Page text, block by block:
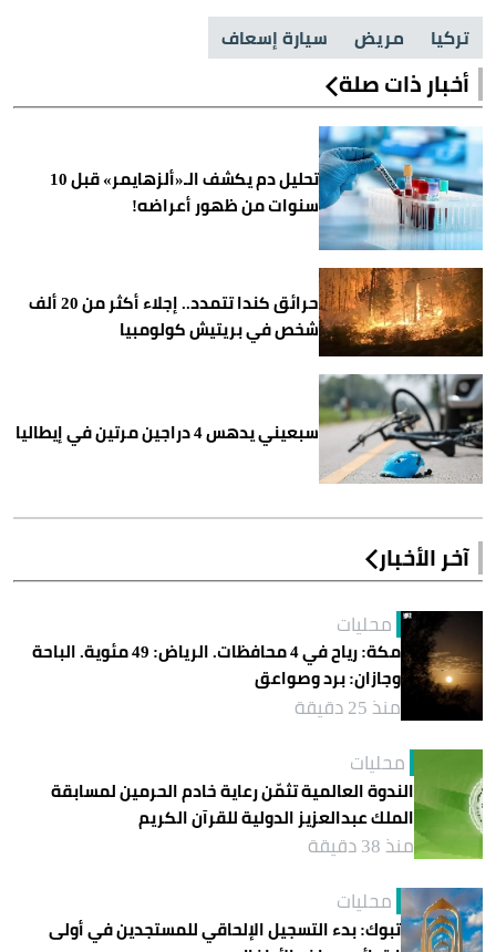
تركيا مريض سيارة إسعاف
أخبار ذات صلة
تحليل دم يكشف الـ«ألزهايمر» قبل 10
سنوات من ظهور أعراضه!
حرائق كندا تتمدد.. إجلاء أكثر من 20 ألف
شخص في بريتيش كولومبيا
سبعيني يدهس 4 دراجين مرتين في إيطاليا
آخر الأخبار
محليات
مكة: رياح في 4 محافظات. الرياض: 49 مئوية. الباحة
وجازان: برد وصواعق
منذ 25 دقيقة
محليات
الندوة العالمية تثمّن رعاية خادم الحرمين لمسابقة
الملك عبدالعزيز الدولية للقرآن الكريم
منذ 38 دقيقة
محليات
تبوك: بدء التسجيل الإلحاقي للمستجدين في أولى